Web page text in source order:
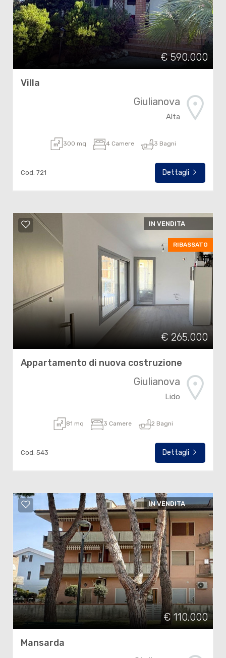
€ 590.000
Villa
Giulianova
Alta
300 mq 4 Camere 3 Bagni
Cod. 721 Dettagli
IN VENDITA
RIBASSATO
€ 265.000
Appartamento di nuova costruzione
Giulianova
Lido
81 mq 3 Camere 2 Bagni
Cod. 543 Dettagli
IN VENDITA
€ 110.000
Mansarda